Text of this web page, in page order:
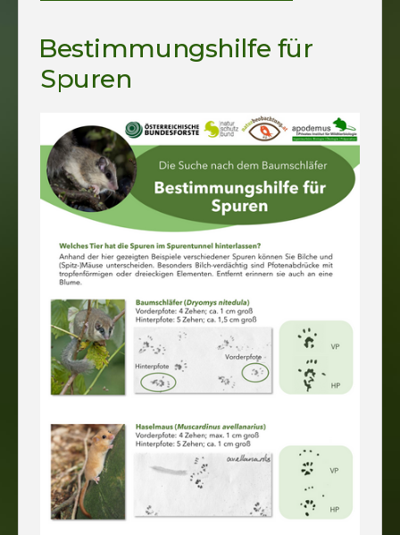
Bestimmungshilfe für
Spuren